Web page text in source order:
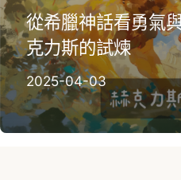
從希臘神話看勇氣
克力斯的試煉
2025-04-03